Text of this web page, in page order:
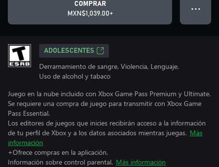
COMPRAR
MXN$1,039.00+
● ● ●
ADOLESCENTES
Derramamiento de sangre, Violencia, Lenguaje,
Uso de alcohol y tabaco
Juego en la nube incluido con Xbox Game Pass Premium y Ultimate.
Se requiere una compra de juego para transmitir con Xbox Game
Pass Essential.
Los editores de juegos que inicies recibirán acceso a la información
de tu perfil de Xbox y a los datos asociados mientras juegas. Más
información
+Ofrece compras en la aplicación.
Información sobre control parental. Más información